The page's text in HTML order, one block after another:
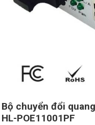
Bộ chuyển đổi
HL-POE11001PF